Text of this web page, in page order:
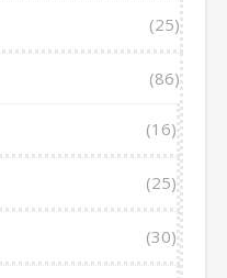
(25)
(86)
(16)
(25)
(30)